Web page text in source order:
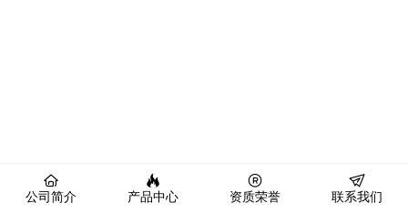
公司简介 产品中心 资质荣誉 联系我们